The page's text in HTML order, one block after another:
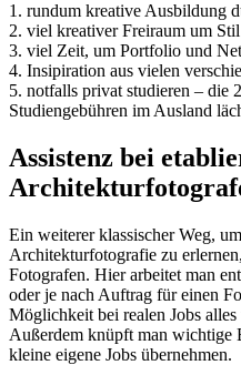
1. rundum kreative Ausbildung
2. viel kreativer Freiraum um
3. viel Zeit, um Portfolio und
4. Insipiration aus vielen
5. notfalls privat studieren – die
Studiengebühren im Ausland
Assistenz bei
Ein weiterer klassischer Weg,
Architekturfotografie zu
Fotografen. Hier arbeitet man
oder je nach Auftrag für einen
Möglichkeit bei realen Jobs
Außerdem knüpft man wichtige
kleine eigene Jobs übernehmen.